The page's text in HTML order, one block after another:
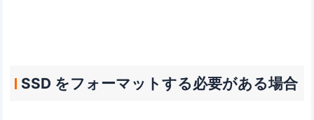
SSD をフォーマットする必要がある場合